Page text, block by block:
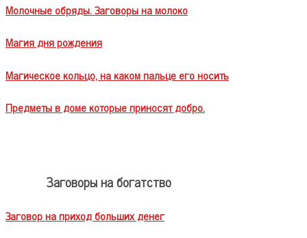
Молочные обряды. Заговоры на молоко
Магия дня рождения
Магическое кольцо, на каком пальце его носить
Предметы в доме которые приносят добро.
Заговоры на богатство
Заговор на приход больших денег